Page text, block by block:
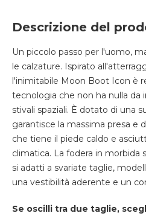
Descrizione del
Un piccolo passo per l'uomo,
le calzature. Ispirato
l'inimitabile Moon Boot Icon è
tecnologia che non ha nulla da
stivali spaziali. È dotato di una
garantisce la massima presa e
che tiene il piede caldo e
climatica. La fodera in morbida
si adatti a svariate taglie,
una vestibilità aderente e un
Se oscilli tra due taglie,